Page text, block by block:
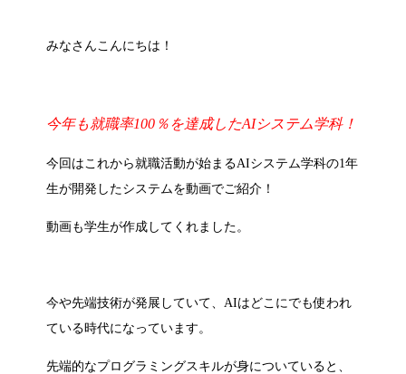
みなさんこんにちは！
今年も就職率100％を達成したAIシステム学科！
今回はこれから就職活動が始まるAIシステム学科の1年
生が開発したシステムを動画でご紹介！
動画も学生が作成してくれました。
今や先端技術が発展していて、AIはどこにでも使われ
ている時代になっています。
先端的なプログラミングスキルが身についていると、